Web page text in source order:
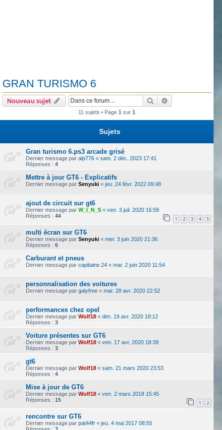
GRAN TURISMO 6
Nouveau sujet Rechercher
11 sujets • Page1 sur1
Sujets
Gran turismo 6.ps3 arcade grisé
Dernier message par alp776 « sam. 2 déc. 2023 17:41
Réponses : 4
Mettre à jour GT6 - Explicatifs
Dernier message par Senyuki « jeu. 24 févr. 2022 09:48
ajout de circuit sur gt6
Dernier message par W_I_N_S « ven. 3 juil. 2020 16:58
Réponses : 44 1 2 3 4 5
multi écran sur GT6
Dernier message par Senyuki « mer. 3 juin 2020 21:36
Réponses : 6
Carburant et pneus
Dernier message par capitaine 24 « mar. 2 juin 2020 11:54
personnalisation des voitures
Dernier message par galyfree « mar. 28 avr. 2020 22:52
performances chez opel
Dernier message par Wolf18 « dim. 19 avr. 2020 18:12
Réponses : 3
Voiture présentes sur GT6
Dernier message par Wolf18 « ven. 17 avr. 2020 18:39
Réponses : 3
gt6
Dernier message par Wolf18 « sam. 21 mars 2020 23:53
Réponses : 4
Mise à jour de GT6
Dernier message par Wolf18 « ven. 2 mars 2018 15:45
Réponses : 15 1 2
rencontre sur GT6
Dernier message par pat44fr « jeu. 4 mai 2017 08:55